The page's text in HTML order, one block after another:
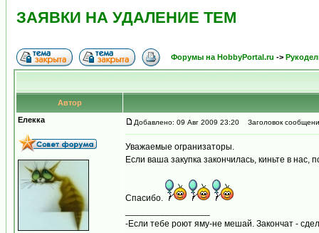
ЗАЯВКИ НА УДАЛЕНИЕ ТЕМ
Форумы на HobbyPortal.ru ->
Автор
Елекка
Добавлено: 09 Авг 2009 23:20 Заголовок
Уважаемые огранизаторы.
Если ваша закупка закончилась, киньте в нас,
Спасибо.
-Если тебе роют яму-не мешай. Закончат -